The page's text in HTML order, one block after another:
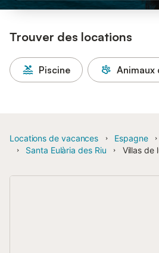
Trouver des locations
Piscine Animaux
Locations de vacances Espagne
Santa Eulària des Riu
Villas de